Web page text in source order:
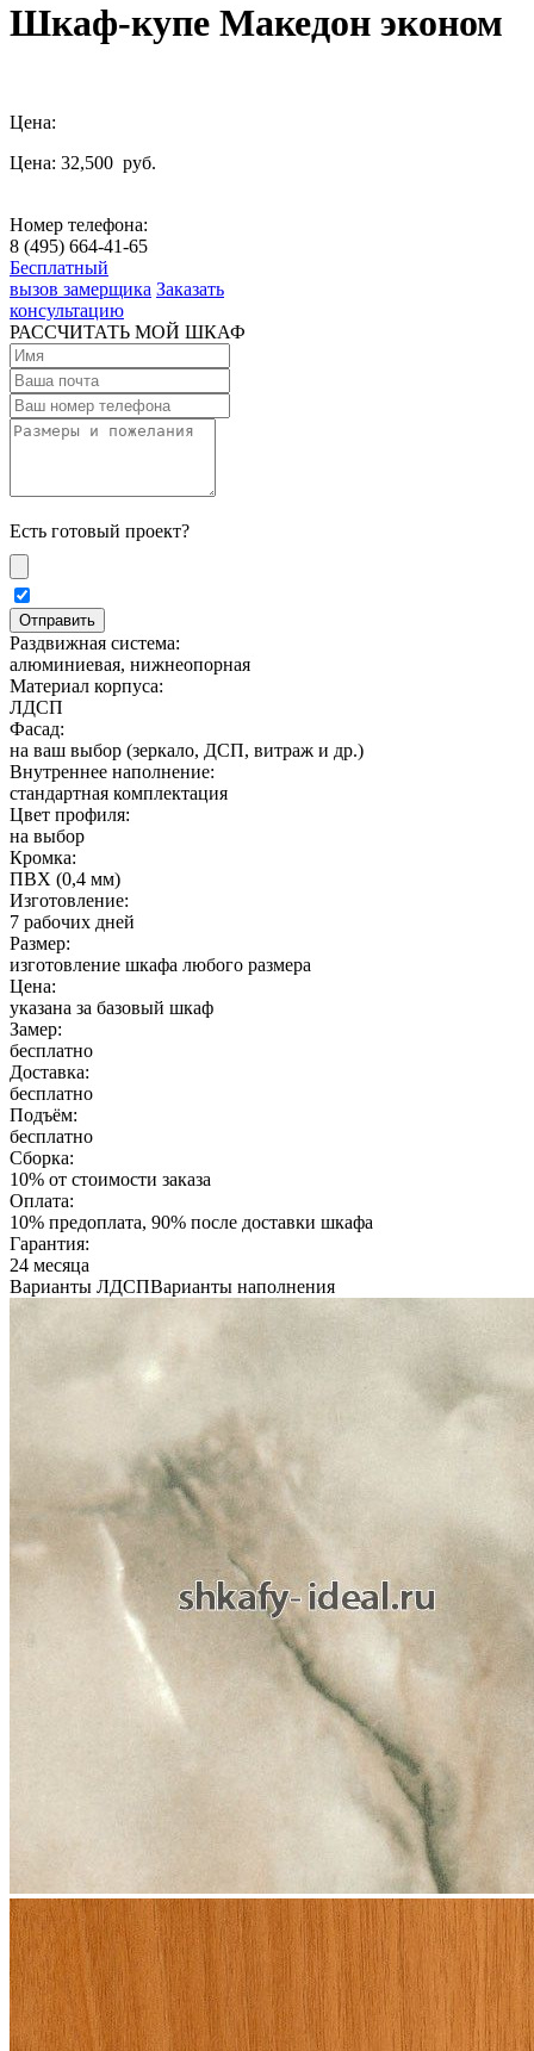
Шкаф-купе Македон эконом
Цена:
Цена: 32,500 руб.
Номер телефона:
8 (495) 664-41-65
Бесплатный
вызов замерщика Заказать
консультацию
РАССЧИТАТЬ МОЙ ШКАФ
Есть готовый проект?
Раздвижная система:
алюминиевая, нижнеопорная
Материал корпуса:
ЛДСП
Фасад:
на ваш выбор (зеркало, ДСП, витраж и др.)
Внутреннее наполнение:
стандартная комплектация
Цвет профиля:
на выбор
Кромка:
ПВХ (0,4 мм)
Изготовление:
7 рабочих дней
Размер:
изготовление шкафа любого размера
Цена:
указана за базовый шкаф
Замер:
бесплатно
Доставка:
бесплатно
Подъём:
бесплатно
Сборка:
10% от стоимости заказа
Оплата:
10% предоплата, 90% после доставки шкафа
Гарантия:
24 месяца
Варианты ЛДСПВарианты наполнения